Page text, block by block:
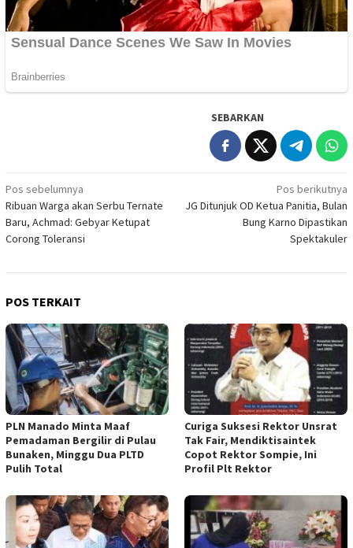
SEBARKAN
Navigasi
pos
Pos sebelumnya
Ribuan Warga akan Serbu Ternate
Baru, Achmad: Gebyar Ketupat
Corong Toleransi
Pos berikutnya
JG Ditunjuk OD Ketua Panitia, Bulan
Bung Karno Dipastikan
Spektakuler
POS TERKAIT
PLN Manado Minta Maaf
Pemadaman Bergilir di Pulau
Bunaken, Minggu Dua PLTD
Pulih Total
Curiga Suksesi Rektor Unsrat
Tak Fair, Mendiktisaintek
Copot Rektor Sompie, Ini
Profil Plt Rektor